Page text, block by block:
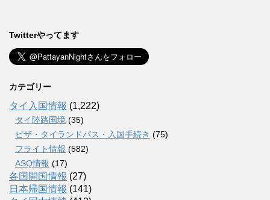
Twitterやってます
カテゴリー
タイ入国情報 (1,222)
タイ陸路国境 (35)
ビザ・タイランドパス・入国手続き (75)
フライト情報 (582)
ASQ情報 (17)
各国開国情報 (27)
日本帰国情報 (141)